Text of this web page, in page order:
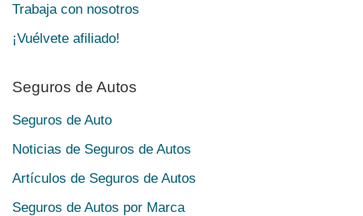
Trabaja con nosotros
¡Vuélvete afiliado!
Seguros de Autos
Seguros de Auto
Noticias de Seguros de Autos
Artículos de Seguros de Autos
Seguros de Autos por Marca